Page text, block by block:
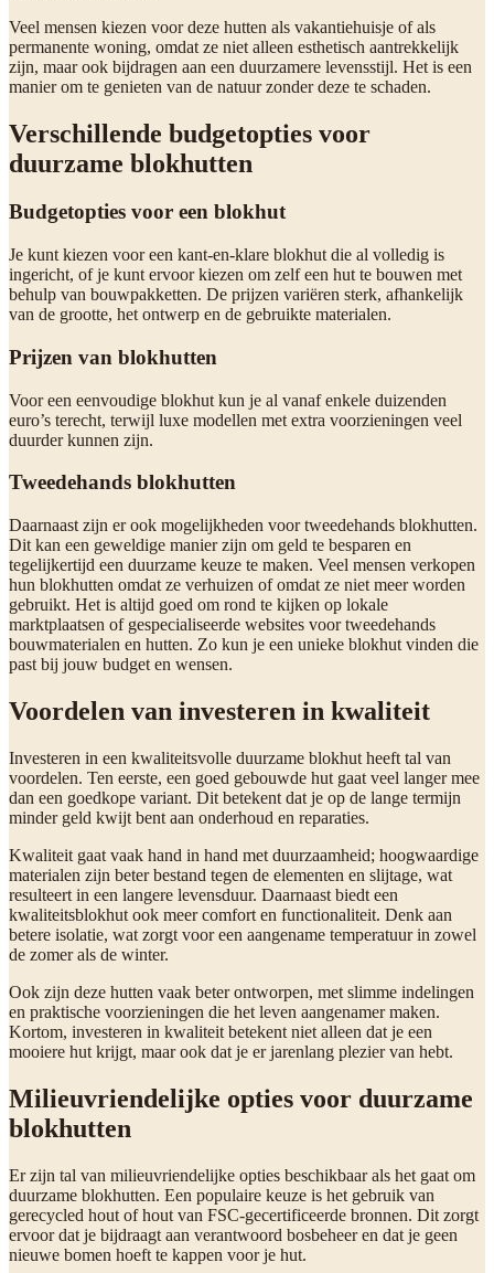
Veel mensen kiezen voor deze hutten als vakantiehuisje of als
permanente woning, omdat ze niet alleen esthetisch aantrekkelijk
zijn, maar ook bijdragen aan een duurzamere levensstijl. Het is een
manier om te genieten van de natuur zonder deze te schaden.
Verschillende budgetopties voor
duurzame blokhutten
Budgetopties voor een blokhut
Je kunt kiezen voor een kant-en-klare blokhut die al volledig is
ingericht, of je kunt ervoor kiezen om zelf een hut te bouwen met
behulp van bouwpakketten. De prijzen variëren sterk, afhankelijk
van de grootte, het ontwerp en de gebruikte materialen.
Prijzen van blokhutten
Voor een eenvoudige blokhut kun je al vanaf enkele duizenden
euro’s terecht, terwijl luxe modellen met extra voorzieningen veel
duurder kunnen zijn.
Tweedehands blokhutten
Daarnaast zijn er ook mogelijkheden voor tweedehands blokhutten.
Dit kan een geweldige manier zijn om geld te besparen en
tegelijkertijd een duurzame keuze te maken. Veel mensen verkopen
hun blokhutten omdat ze verhuizen of omdat ze niet meer worden
gebruikt. Het is altijd goed om rond te kijken op lokale
marktplaatsen of gespecialiseerde websites voor tweedehands
bouwmaterialen en hutten. Zo kun je een unieke blokhut vinden die
past bij jouw budget en wensen.
Voordelen van investeren in kwaliteit
Investeren in een kwaliteitsvolle duurzame blokhut heeft tal van
voordelen. Ten eerste, een goed gebouwde hut gaat veel langer mee
dan een goedkope variant. Dit betekent dat je op de lange termijn
minder geld kwijt bent aan onderhoud en reparaties.
Kwaliteit gaat vaak hand in hand met duurzaamheid; hoogwaardige
materialen zijn beter bestand tegen de elementen en slijtage, wat
resulteert in een langere levensduur. Daarnaast biedt een
kwaliteitsblokhut ook meer comfort en functionaliteit. Denk aan
betere isolatie, wat zorgt voor een aangename temperatuur in zowel
de zomer als de winter.
Ook zijn deze hutten vaak beter ontworpen, met slimme indelingen
en praktische voorzieningen die het leven aangenamer maken.
Kortom, investeren in kwaliteit betekent niet alleen dat je een
mooiere hut krijgt, maar ook dat je er jarenlang plezier van hebt.
Milieuvriendelijke opties voor duurzame
blokhutten
Er zijn tal van milieuvriendelijke opties beschikbaar als het gaat om
duurzame blokhutten. Een populaire keuze is het gebruik van
gerecycled hout of hout van FSC-gecertificeerde bronnen. Dit zorgt
ervoor dat je bijdraagt aan verantwoord bosbeheer en dat je geen
nieuwe bomen hoeft te kappen voor je hut.